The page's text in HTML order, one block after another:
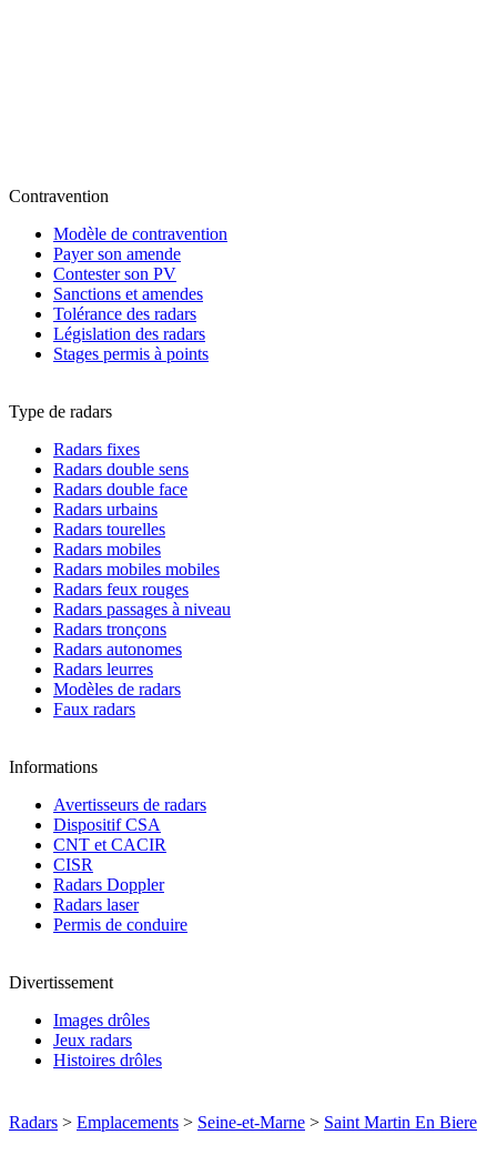
Contravention
Modèle de contravention
Payer son amende
Contester son PV
Sanctions et amendes
Tolérance des radars
Législation des radars
Stages permis à points
Type de radars
Radars fixes
Radars double sens
Radars double face
Radars urbains
Radars tourelles
Radars mobiles
Radars mobiles mobiles
Radars feux rouges
Radars passages à niveau
Radars tronçons
Radars autonomes
Radars leurres
Modèles de radars
Faux radars
Informations
Avertisseurs de radars
Dispositif CSA
CNT et CACIR
CISR
Radars Doppler
Radars laser
Permis de conduire
Divertissement
Images drôles
Jeux radars
Histoires drôles
Radars > Emplacements > Seine-et-Marne > Saint Martin En Biere